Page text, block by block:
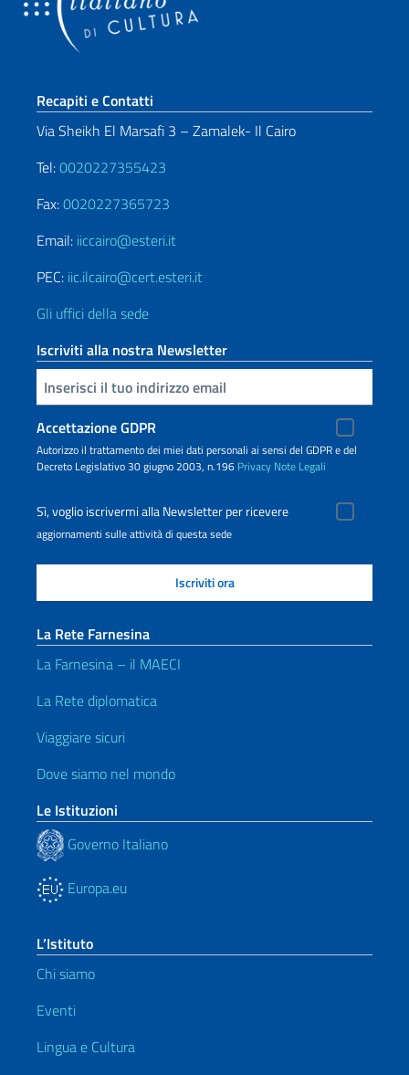
Sezione footer
Recapiti e Contatti
Via Sheikh El Marsafi 3 – Zamalek- Il Cairo
Tel:0020227355423
Fax:0020227365723
Email: iiccairo@esteri.it
PEC: iic.ilcairo@cert.esteri.it
Gli uffici della sede
Iscriviti alla nostra Newsletter
Inserisci la tua email
Accettazione GDPR
Autorizzo il trattamento dei miei dati personali ai sensi del GDPR e del
Decreto Legislativo 30 giugno 2003, n.196 Privacy Note Legali
Sì, voglio iscrivermi alla Newsletter per ricevere
aggiornamenti sulle attività di questa sede
La Rete Farnesina
La Farnesina – il MAECI
La Rete diplomatica
Viaggiare sicuri
Dove siamo nel mondo
Le Istituzioni
Governo Italiano
Europa.eu
L’Istituto
Chi siamo
Eventi
Lingua e Cultura